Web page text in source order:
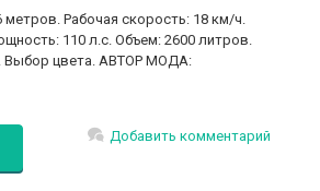
Рабочая скорость: 18 км/ч.
110 л.с. Объем: 2600 литров.
Выбор цвета. АВТОР МОДА:
Добавить комментарий